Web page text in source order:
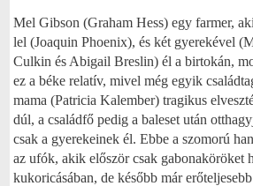
Mel Gibson (Graham Hess) egy farmer,
lel (Joaquin Phoenix), és két gyerekével
Culkin és Abigail Breslin) él a birtokán,
ez a béke relatív, mivel még egyik
mama (Patricia Kalember) tragikus
dúl, a családfő pedig a baleset után
csak a gyerekeinek él. Ebbe a szomorú
az ufók, akik először csak gabonaköröket
kukoricásában, de később már